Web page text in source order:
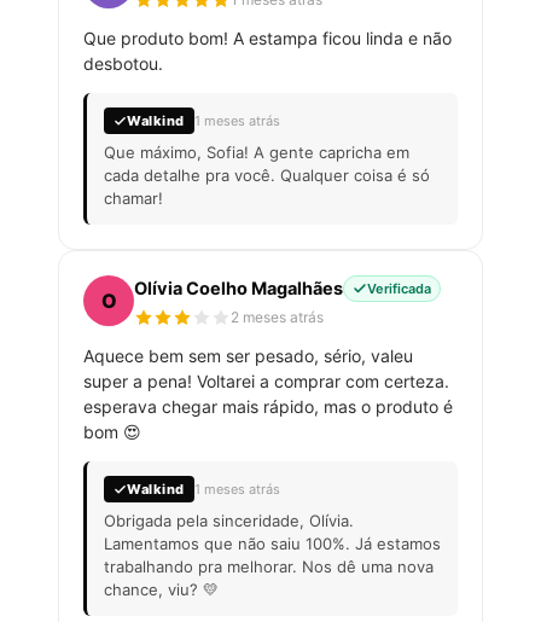
Que produto bom! A estampa ficou linda e não
desbotou.
Walkind 1 meses atrás
Que máximo, Sofia! A gente capricha em
cada detalhe pra você. Qualquer coisa é só
chamar!
O
Olívia Coelho Magalhães Verificada
2 meses atrás
Aquece bem sem ser pesado, sério, valeu
super a pena! Voltarei a comprar com certeza.
esperava chegar mais rápido, mas o produto é
bom 😍
Walkind 1 meses atrás
Obrigada pela sinceridade, Olívia.
Lamentamos que não saiu 100%. Já estamos
trabalhando pra melhorar. Nos dê uma nova
chance, viu? 💛